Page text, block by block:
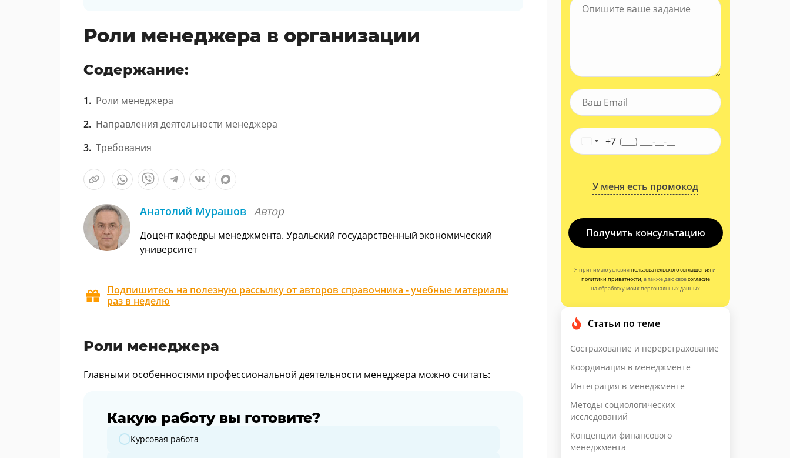
Роли менеджера в организации
Содержание:
Роли менеджера
Направления деятельности менеджера
Требования
Анатолий Мурашов Автор
Доцент кафедры менеджмента. Уральский государственный экономический
университет
Подпишитесь на полезную рассылку от авторов справочника - учебные материалы
раз в неделю
Роли менеджера
Главными особенностями профессиональной деятельности менеджера можно считать:
Какую работу вы готовите?
Какую работу вы готовите?
Курсовая работа
+7
У меня есть промокод
Получить консультацию
Я принимаю условияпользовательского соглашенияи
политики приватности, а также даю своесогласие
на обработку моих персональных данных
Статьи по теме
Сострахование и перерстрахование
Координация в менеджменте
Интеграция в менеджменте
Методы социологических
исследований
Концепции финансового
менеджмента